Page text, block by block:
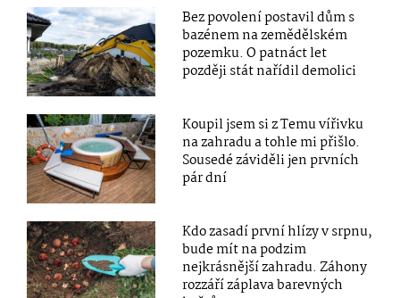
Bez povolení postavil dům s
bazénem na zemědělském
pozemku. O patnáct let
později stát nařídil demolici
Koupil jsem si z Temu vířivku
na zahradu a tohle mi přišlo.
Sousedé záviděli jen prvních
pár dní
Kdo zasadí první hlízy v srpnu,
bude mít na podzim
nejkrásnější zahradu. Záhony
rozzáří záplava barevných